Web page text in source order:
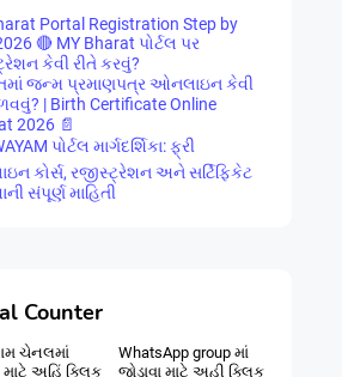
Portal Registration Step by
🔴 MY Bharat પોર્ટલ પર
કેવી રીતે કરવું?
જન્મ પ્રમાણપત્ર ઓનલાઇન કેવી
| Birth Certificate Online
2026 📄
પોર્ટલ માર્ગદર્શિકા: ફ્રી
કોર્સ, રજીસ્ટ્રેશન અને સર્ટિફિકેટ
સંપૂર્ણ માહિતી
Counter
ચેનલમાં
માટે અહિં ક્લિક
WhatsApp group માં
જોડાવા માટે અહી ક્લિક